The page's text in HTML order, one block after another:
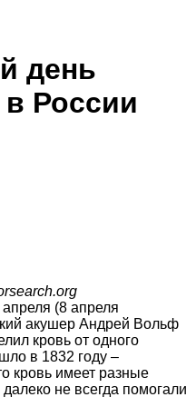
день
России
(8 апреля
акушер Андрей Вольф
кровь от одного
в 1832 году –
кровь имеет разные
не всегда помогали